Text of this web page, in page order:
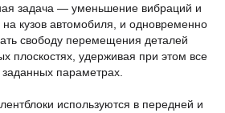
задача — уменьшение вибраций и
кузов автомобиля, и одновременно
свободу перемещения деталей
плоскостях, удерживая при этом все
заданных параметрах.
используются в передней и